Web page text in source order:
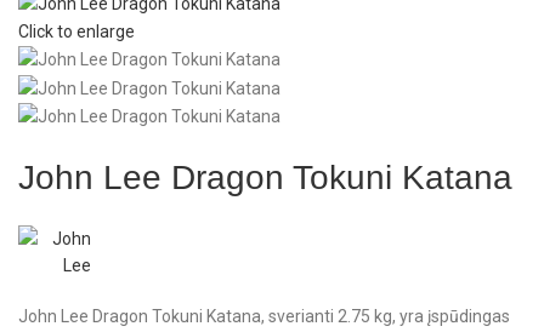
Click to enlarge
John Lee Dragon Tokuni Katana
John Lee Dragon Tokuni Katana, sverianti 2.75 kg, yra įspūdingas